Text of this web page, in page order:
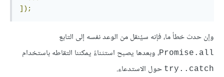
]);
وإن حدث خطأ ما، فإنه سيُنقل من الوعد نفسه إلى التابع
Promise.all، وبعدها يصبح استثناءً يمكننا التقاطه باستخدام
try..catch حول الاستدعاء.